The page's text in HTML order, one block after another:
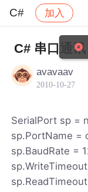
C# 加入
社区 C#
C# 串口通
avavaav
2010-10-27
SerialPort sp =
sp.PortName =
sp.BaudRate =